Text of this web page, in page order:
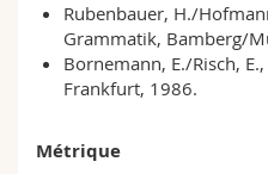
Rubenbauer, H./
Grammatik, Bamberg/
Bornemann, E./Risch,
Frankfurt, 1986.
Métrique